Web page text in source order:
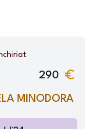
290
MINODORA